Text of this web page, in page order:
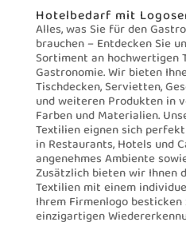
Hotelbedarf mit
Alles, was Sie für den
brauchen – Entdecken Sie
Sortiment an hochwertigen
Gastronomie. Wir bieten
Tischdecken, Servietten,
und weiteren Produkten in
Farben und Materialien.
Textilien eignen sich
in Restaurants, Hotels und
angenehmes Ambiente
Zusätzlich bieten wir Ihnen
Textilien mit einem
Ihrem Firmenlogo
einzigartigen